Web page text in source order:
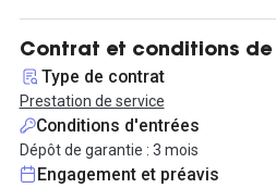
en salle de réunion et sera équipé
chauds le midi.
En prestation de services avec un
mois
Proche métro Voltaire
Contrat et conditions
Type de contrat
Prestation de service
Conditions d'entrées
Dépôt de garantie : 3 mois
Engagement et préavis